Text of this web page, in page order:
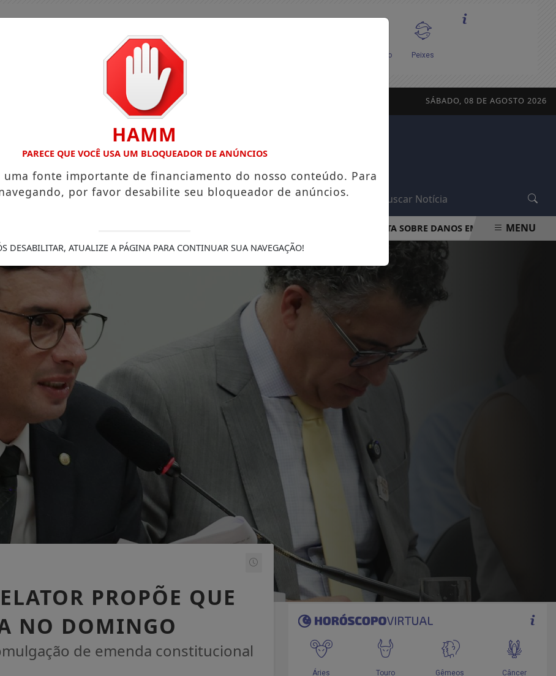
SÁBADO, 08 DE AGOSTO 2026
GUIA COMERCIAL EDIÇÕES NOTÍCIAS FUTEBOL
PROCON-RJ ORIENTA SOBRE DANOS EM APARELHOS POR
MENU
PROPÕE QUE
NO DOMINGO
de emenda constitucional
HAMM
PARECE QUE VOCÊ USA UM BLOQUEADOR DE ANÚNCIOS
fonte importante de financiamento do nosso conteúdo. Para
por favor desabilite seu bloqueador de anúncios.
DESABILITAR, ATUALIZE A PÁGINA PARA CONTINUAR SUA NAVEGAÇÃO!